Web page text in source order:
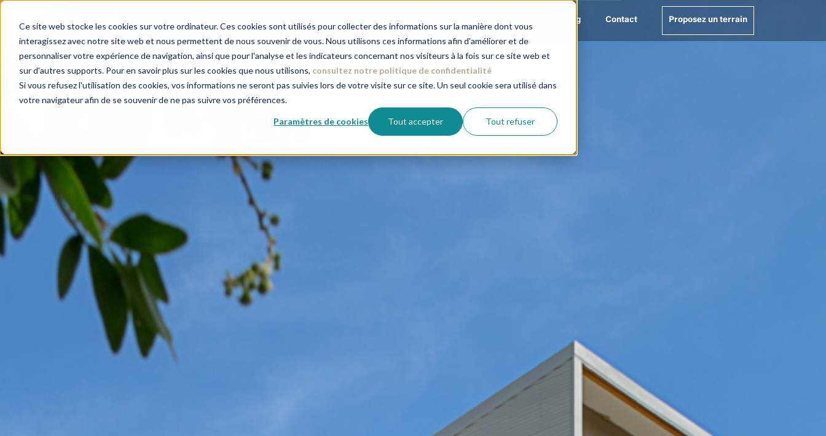
Ce site web stocke les cookies sur votre ordinateur. Ces cookies sont utilisés pour collecter des informations sur la manière dont vous
interagissez avec notre site web et nous permettent de nous souvenir de vous. Nous utilisons ces informations afin d'améliorer et de
personnaliser votre expérience de navigation, ainsi que pour l'analyse et les indicateurs concernant nos visiteurs à la fois sur ce site web et
sur d'autres supports. Pour en savoir plus sur les cookies que nous utilisons, consultez notre politique de confidentialité
Si vous refusez l'utilisation des cookies, vos informations ne seront pas suivies lors de votre visite sur ce site. Un seul cookie sera utilisé dans
votre navigateur afin de se souvenir de ne pas suivre vos préférences.
Paramètres de cookies Tout accepter Tout refuser
Blog Contact Proposez un terrain